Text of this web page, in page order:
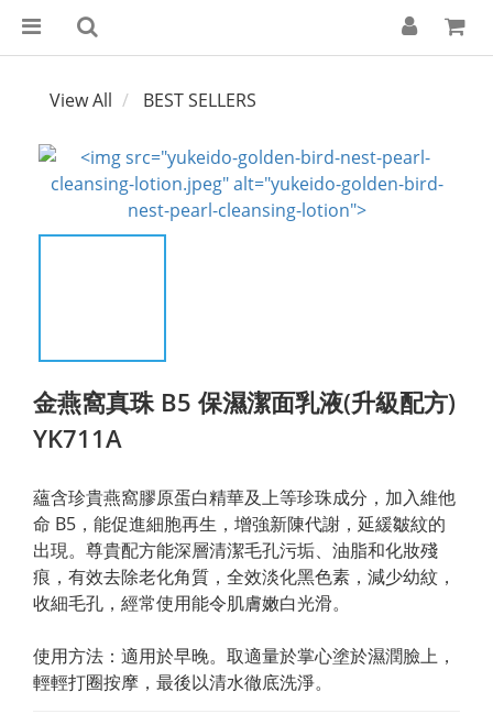
View All BEST SELLERS
金燕窩真珠 B5 保濕潔面乳液(升級配方)
YK711A
蘊含珍貴燕窩膠原蛋白精華及上等珍珠成分，加入維他
命 B5，能促進細胞再生，增強新陳代謝，延緩皺紋的
出現。尊貴配方能深層清潔毛孔污垢、油脂和化妝殘
痕，有效去除老化角質，全效淡化黑色素，減少幼紋，
收細毛孔，經常使用能令肌膚嫩白光滑。
使用方法：適用於早晚。取適量於掌心塗於濕潤臉上，
輕輕打圈按摩，最後以清水徹底洗淨。